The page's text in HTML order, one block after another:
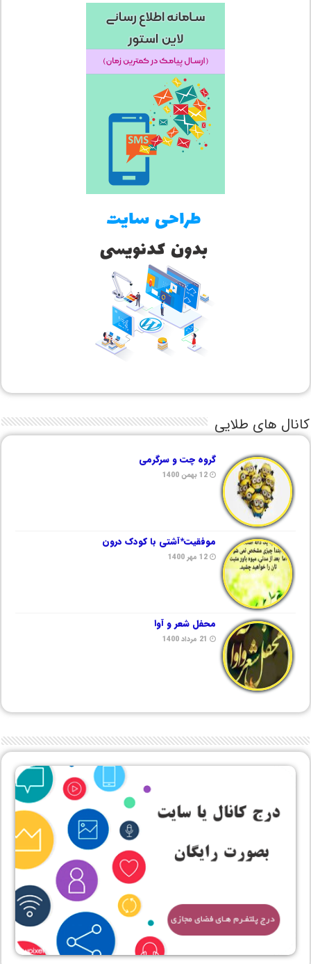
کانال های طلایی
گروه چت و سرگرمی
12 بهمن 1400
موفقیت*آشتی با کودک درون
12 مهر 1400
محفل شعر و آوا
21 مرداد 1400